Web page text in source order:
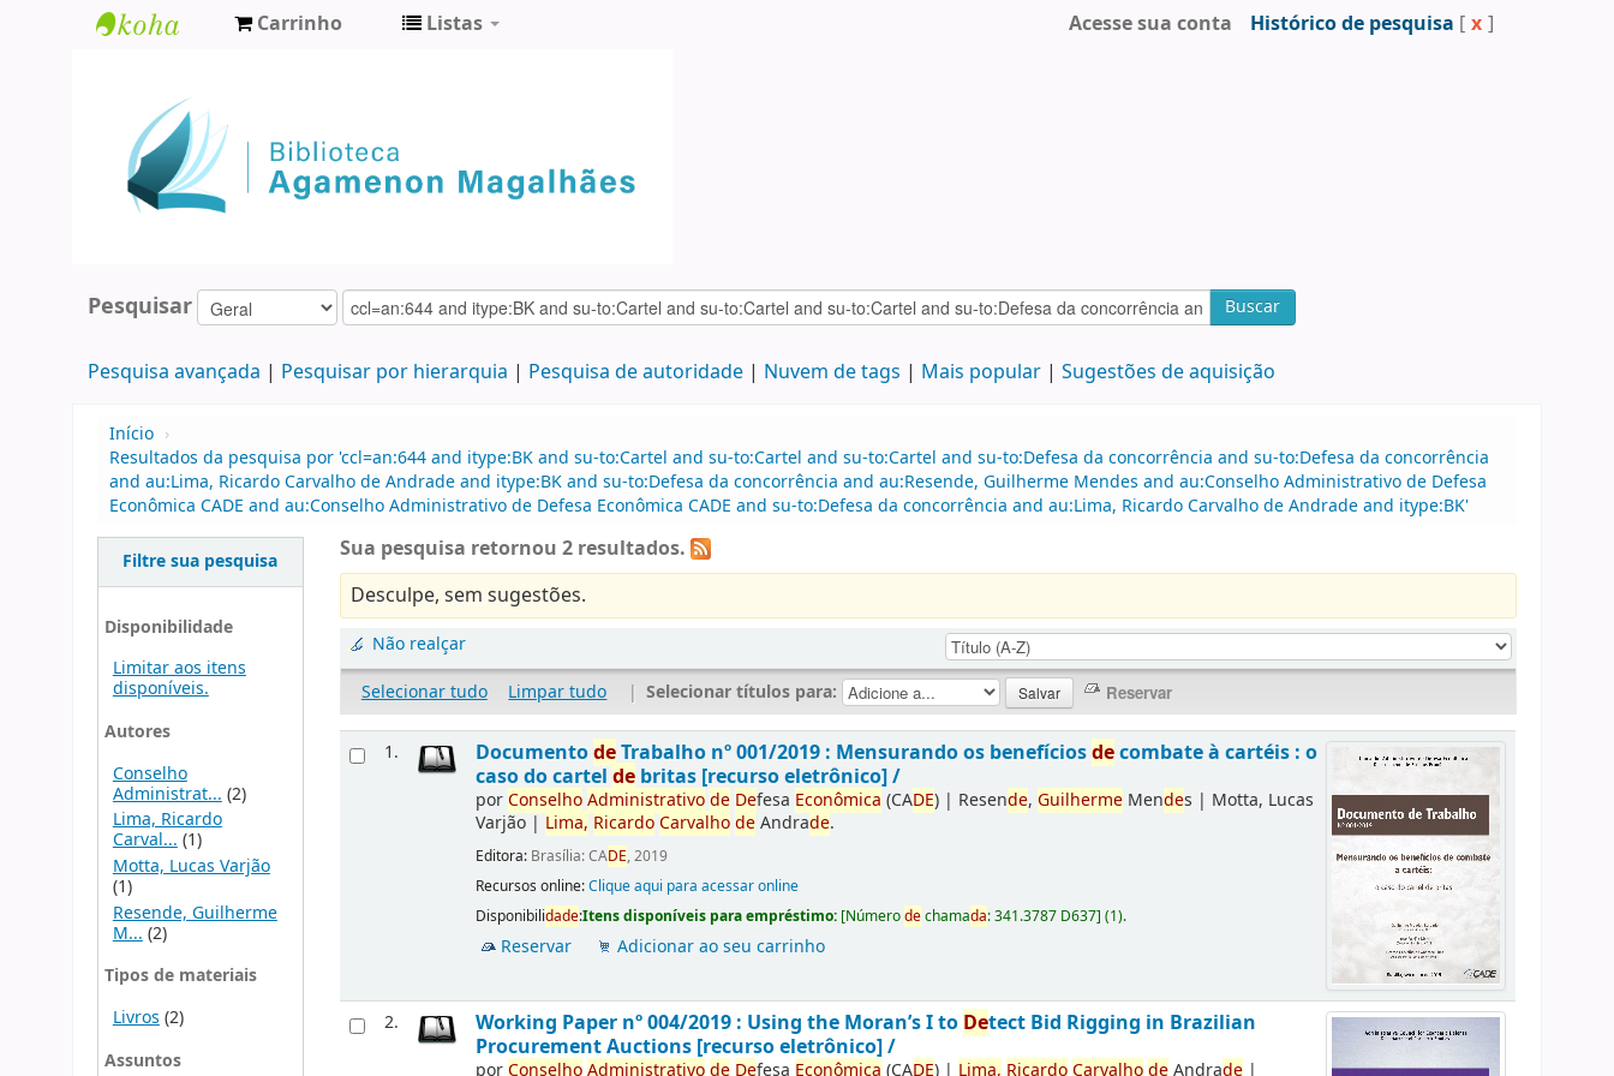
Agamenon
Magalhães
Carrinho Listas Acesse sua conta Histórico de pesquisa [ x ]
Pesquisar Buscar
Pesquisa avançada Pesquisar por hierarquia Pesquisa de autoridade Nuvem de tags Mais popular Sugestões de aquisição
Início ›
Resultados da pesquisa por 'ccl=an:644 and itype:BK and su-to:Cartel and su-to:Cartel and su-to:Cartel and su-to:Defesa da concorrência and su-to:Defesa da concorrência
and au:Lima, Ricardo Carvalho de Andrade and itype:BK and su-to:Defesa da concorrência and au:Resende, Guilherme Mendes and au:Conselho Administrativo de Defesa
Econômica CADE and au:Conselho Administrativo de Defesa Econômica CADE and su-to:Defesa da concorrência and au:Lima, Ricardo Carvalho de Andrade and itype:BK'
Filtre sua pesquisa
Disponibilidade
Limitar aos itens
disponíveis.
Autores
Conselho
Administrat... (2)
Lima, Ricardo
Carval...(1)
Motta, Lucas Varjão
(1)
Resende, Guilherme
M... (2)
Tipos de materiais
Livros (2)
Assuntos
Sua pesquisa retornou 2 resultados.
Desculpe, sem sugestões.
Não realçar
Selecionar tudo
Limpar tudo | Selecionar títulos para:
1. DocumentodeTrabalho nº 001/2019 : Mensurando os benefíciosdecombate à cartéis : o
caso do cartelde britas [recurso eletrônico] /
porConselhoAdministrativode Defesa Econômica (CADE) | Resende,Guilherme Mendes | Motta, Lucas
Varjão | Lima, RicardoCarvalhodeAndrade.
Editora: Brasília: CADE, 2019
Recursos online:Clique aqui para acessar online
Disponibilidade:Itens disponíveis para empréstimo: [Númerodechamada:341.3787 D637](1).
Reservar Adicionar ao seu carrinho
2. Working Paper nº 004/2019 : Using the Moran’s I to Detect Bid Rigging in Brazilian
Procurement Auctions [recurso eletrônico] /